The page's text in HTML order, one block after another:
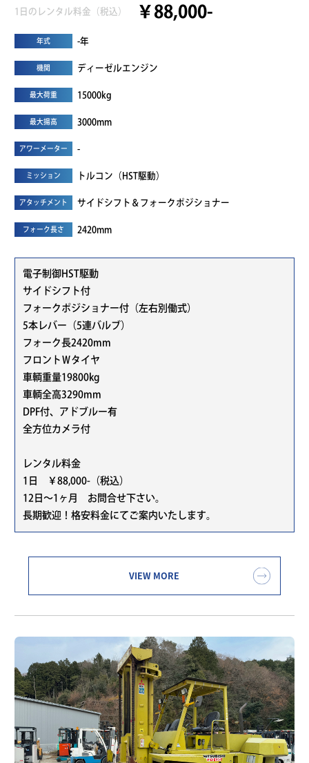
1日のレンタル料金（税込） ￥88,000-
年式 -年
機関 ディーゼルエンジン
最大荷重 15000kg
最大揚高 3000mm
アワーメーター -
ミッション トルコン（HST駆動）
アタッチメント サイドシフト＆フォークポジショナー
フォーク長さ 2420mm
電子制御HST駆動
サイドシフト付
フォークポジショナー付（左右別働式）
5本レバー（5連バルブ）
フォーク長2420mm
フロントＷタイヤ
車輌重量19800kg
車輌全高3290mm
DPF付、アドブルー有
全方位カメラ付
レンタル料金
1日 ￥88,000-（税込）
12日～1ヶ月 お問合せ下さい。
長期歓迎！格安料金にてご案内いたします。
VIEW MORE